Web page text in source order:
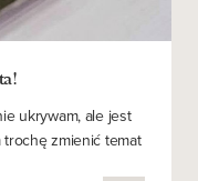
ukrywam, ale jest
trochę zmienić temat